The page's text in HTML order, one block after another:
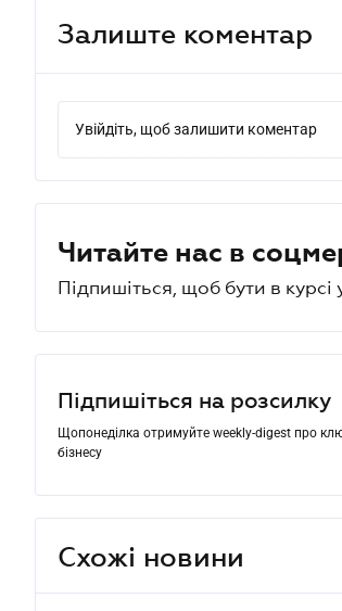
Залиште коментар
Увійдіть, щоб залишити коментар
Читайте нас в
Підпишіться, щоб бути в курсі
Підпишіться на розсилку
Щопонеділка отримуйте weekly-digest про
бізнесу
Схожі новини